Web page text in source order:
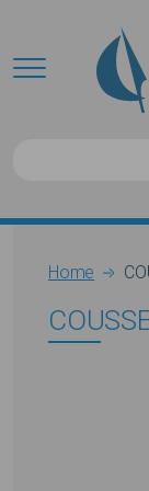
Home